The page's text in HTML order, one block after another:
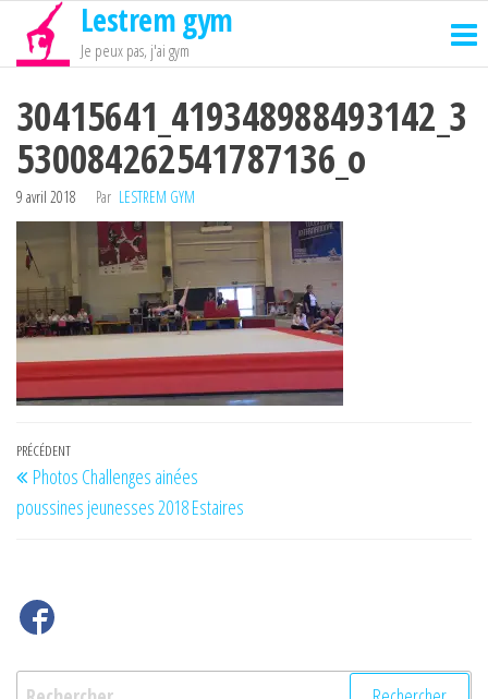
Passer
contenu
Lestrem gym
Je peux pas, j'ai gym
30415641_419348988493142_3
530084262541787136_o
9 avril 2018 Par LESTREM GYM
Navigation
de
l’article
Article
précédent
PRÉCÉDENT
Photos Challenges ainées
poussines jeunesses 2018 Estaires
Rechercher :